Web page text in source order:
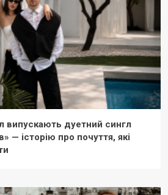
випускають дуетний сингл
— історію про почуття, які